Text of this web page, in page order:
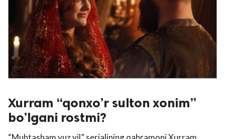
Xurram “qonxo’r sulton xonim”
bo’lgani rostmi?